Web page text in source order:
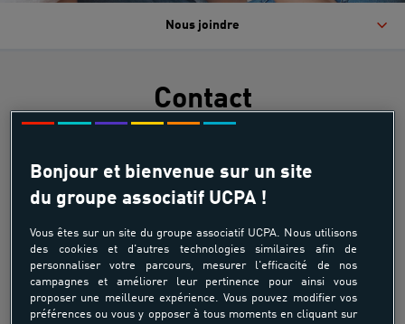
Nous joindre
Contact
abonnements, nos activités ou les services de
accompagner, comme un vrai partenaire de jeu.
Passez à l’accueil de votre centre ou contactez-
nous : on reste toujours dans votre camp !
Bonjour et bienvenue sur un site
du groupe associatif UCPA !
Vous êtes sur un site du groupe associatif UCPA. Nous utilisons
des cookies et d'autres technologies similaires afin de
personnaliser votre parcours, mesurer l'efficacité de nos
campagnes et améliorer leur pertinence pour ainsi vous
proposer une meilleure expérience. Vous pouvez modifier vos
préférences ou vous y opposer à tous moments en cliquant sur